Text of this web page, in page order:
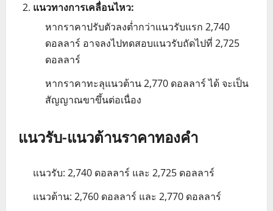
แนวทางการเคลื่อนไหว:
หากราคาปรับตัวลงต่ำกว่าแนวรับแรก 2,740
ดอลลาร์ อาจลงไปทดสอบแนวรับถัดไปที่ 2,725
ดอลลาร์
หากราคาทะลุแนวต้าน 2,770 ดอลลาร์ ได้ จะเป็น
สัญญาณขาขึ้นต่อเนื่อง
แนวรับ-แนวต้านราคาทองคำ
แนวรับ: 2,740 ดอลลาร์ และ 2,725 ดอลลาร์
แนวต้าน: 2,760 ดอลลาร์ และ 2,770 ดอลลาร์